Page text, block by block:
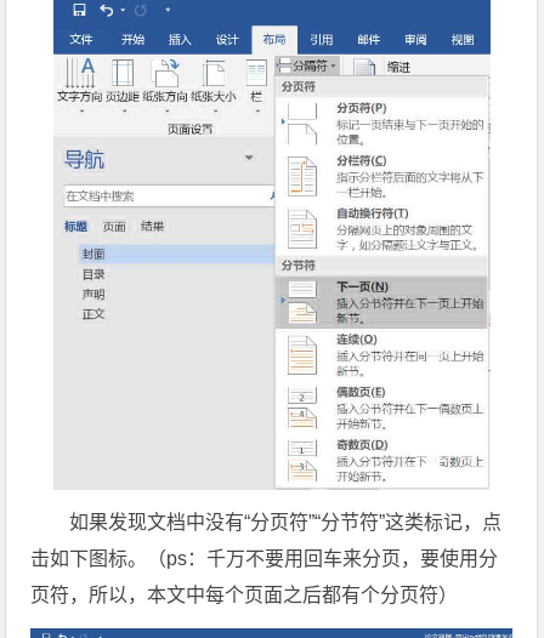
如果发现文档中没有“分页符”“分节符”这类标记，点
击如下图标。（ps：千万不要用回车来分页，要使用分
页符，所以，本文中每个页面之后都有个分页符）